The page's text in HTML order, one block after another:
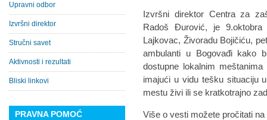
Izvršni direktor Centra za
Radoš Đurović, je 9.oktobra
Lajkovac, Živoradu Bojičiću,
ambulanti u Bogovađi kako
dostupne lokalnim
imajući u vidu tešku situaciju
mestu živi ili se kratkotrajno
Više o vesti možete pročitati na
Upravni odbor
Izvršni direktor
Stručni savet
Aktivnosti i rezultati
Bliski linkovi
PRAVNA POMOĆ